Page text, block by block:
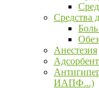
Средства
Анестезия
ИАПФ...)